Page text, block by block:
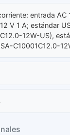
entrada AC
V 1 A; estándar
12W-US),
C10001C12.0-